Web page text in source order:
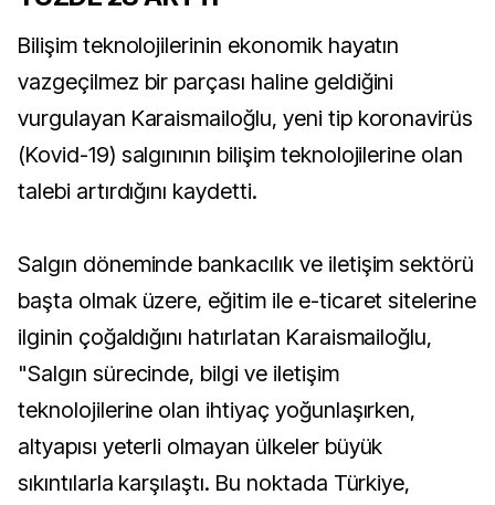
Bilişim teknolojilerinin ekonomik hayatın
vazgeçilmez bir parçası haline geldiğini
vurgulayan Karaismailoğlu, yeni tip koronavirüs
(Kovid-19) salgınının bilişim teknolojilerine olan
talebi artırdığını kaydetti.
Salgın döneminde bankacılık ve iletişim sektörü
başta olmak üzere, eğitim ile e-ticaret sitelerine
ilginin çoğaldığını hatırlatan Karaismailoğlu,
"Salgın sürecinde, bilgi ve iletişim
teknolojilerine olan ihtiyaç yoğunlaşırken,
altyapısı yeterli olmayan ülkeler büyük
sıkıntılarla karşılaştı. Bu noktada Türkiye,